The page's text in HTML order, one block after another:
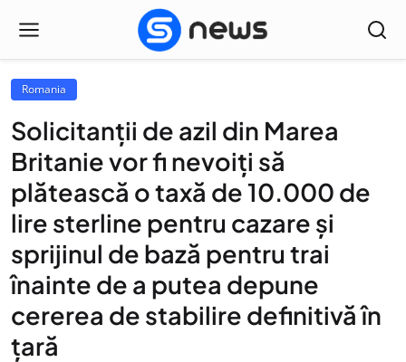
Romania
Solicitanții de azil din Marea
Britanie vor fi nevoiți să
plătească o taxă de 10.000 de
lire sterline pentru cazare și
sprijinul de bază pentru trai
înainte de a putea depune
cererea de stabilire definitivă în
țară